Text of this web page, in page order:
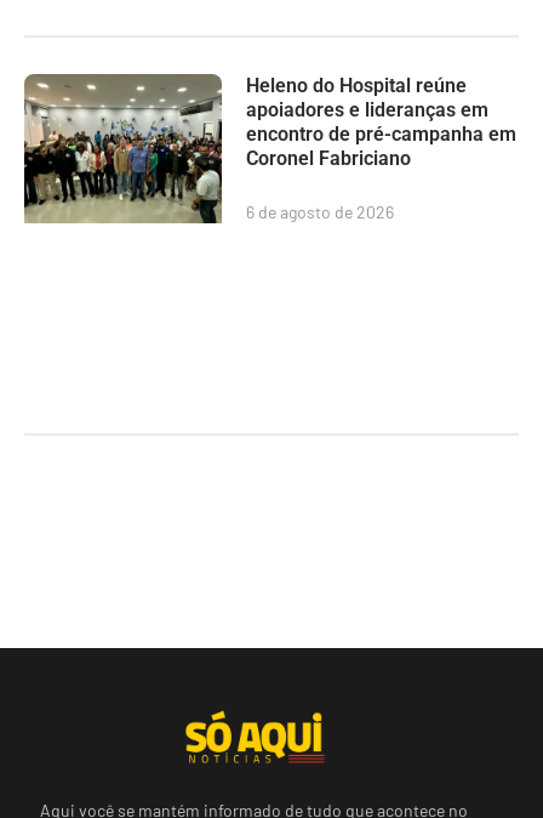
Heleno do Hospital reúne
apoiadores e lideranças em
encontro de pré-campanha em
Coronel Fabriciano
6 de agosto de 2026
Aqui você se mantém informado de tudo que acontece no